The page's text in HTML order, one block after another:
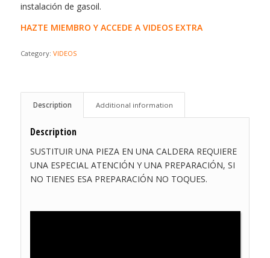
instalación de gasoil.
HAZTE MIEMBRO Y ACCEDE A VIDEOS EXTRA
Category: VIDEOS
Description Additional information
Description
SUSTITUIR UNA PIEZA EN UNA CALDERA REQUIERE
UNA ESPECIAL ATENCIÓN Y UNA PREPARACIÓN, SI
NO TIENES ESA PREPARACIÓN NO TOQUES.